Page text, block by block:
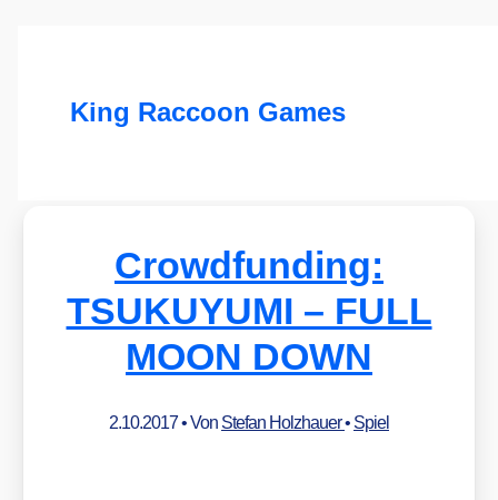
King Raccoon Games
Crowdfunding:
TSUKUYUMI – FULL
MOON DOWN
2.10.2017• Von Stefan Holzhauer• Spiel